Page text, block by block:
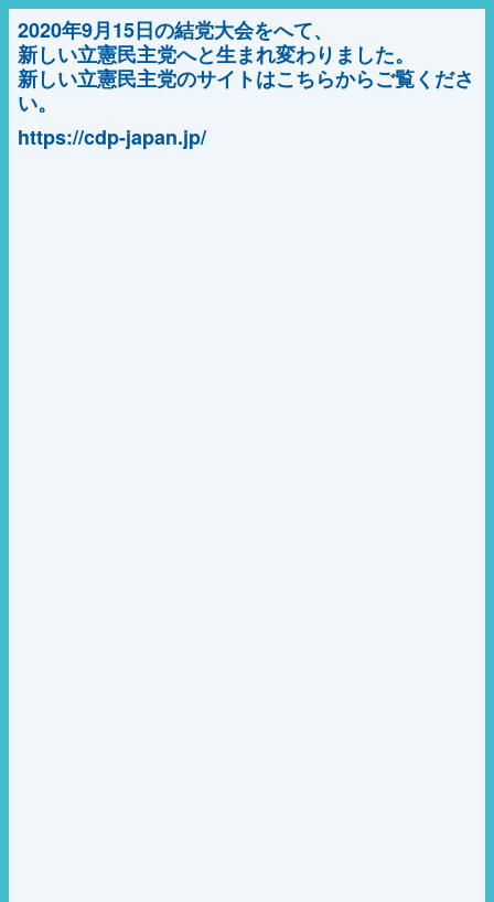
2020年9月15日の結党大会をへて、
新しい立憲民主党へと生まれ変わりました。
新しい立憲民主党のサイトはこちらからご覧くださ
い。
https://cdp-japan.jp/